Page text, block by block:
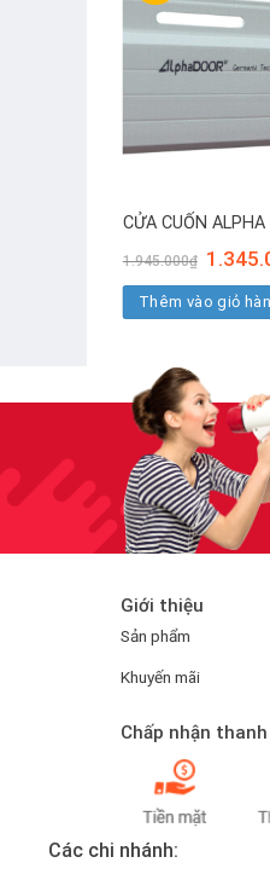
CỬA CUỐN
1.945.000₫ Giá
gốc
là:
Thêm vào giỏ
1.925.000₫.
Giới thiệu
Sản phẩm
Khuyến mãi
Chấp nhận
Các chi nhánh: